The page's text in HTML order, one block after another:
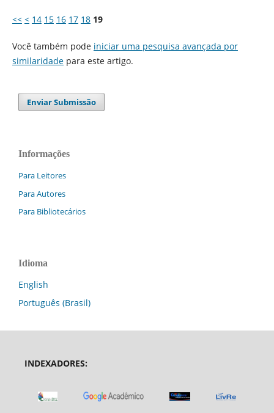
<< < 14 15 16 17 18 19
Você também pode iniciar uma pesquisa avançada por
similaridadepara este artigo.
Enviar Submissão
Informações
Para Leitores
Para Autores
Para Bibliotecários
Idioma
English
Português (Brasil)
INDEXADORES: